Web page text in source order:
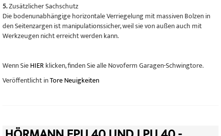
5.Zusätzlicher Sachschutz
Die bodenunabhängige horizontale Verriegelung mit massiven Bolzen in
den Seitenzargen ist manipulationssicher, weil sie von außen auch mit
Werkzeugen nicht erreicht werden kann.
Wenn SieHIER klicken, finden Sie alle Novoferm Garagen-Schwingtore.
Veröffentlicht inTore Neuigkeiten